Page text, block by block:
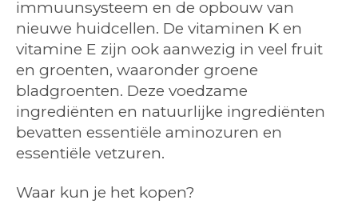
immuunsysteem en de opbouw van
nieuwe huidcellen. De vitaminen K en
vitamine E zijn ook aanwezig in veel fruit
en groenten, waaronder groene
bladgroenten. Deze voedzame
ingrediënten en natuurlijke ingrediënten
bevatten essentiële aminozuren en
essentiële vetzuren.
Waar kun je het kopen?